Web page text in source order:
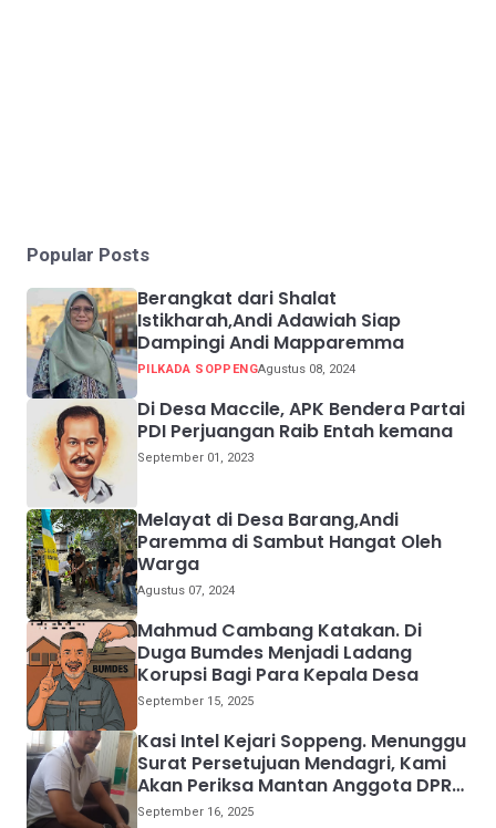
Popular Posts
Berangkat dari Shalat
Istikharah,Andi Adawiah Siap
Dampingi Andi Mapparemma
PILKADA SOPPENGAgustus 08, 2024
Di Desa Maccile, APK Bendera Partai
PDI Perjuangan Raib Entah kemana
September 01, 2023
Melayat di Desa Barang,Andi
Paremma di Sambut Hangat Oleh
Warga
Agustus 07, 2024
Mahmud Cambang Katakan. Di
Duga Bumdes Menjadi Ladang
Korupsi Bagi Para Kepala Desa
September 15, 2025
Kasi Intel Kejari Soppeng. Menunggu
Surat Persetujuan Mendagri, Kami
Akan Periksa Mantan Anggota DPRD
Provinsi Sulsel
September 16, 2025